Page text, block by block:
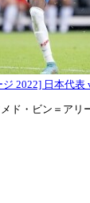
2022] 日本代表
ド・ビン＝ア